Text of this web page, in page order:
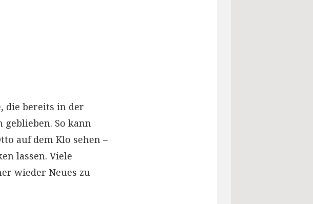
die bereits in der
So kann
auf dem Klo sehen –
lassen. Viele
wieder Neues zu